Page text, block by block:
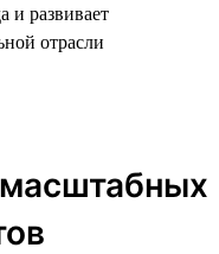
и развивает
отрасли